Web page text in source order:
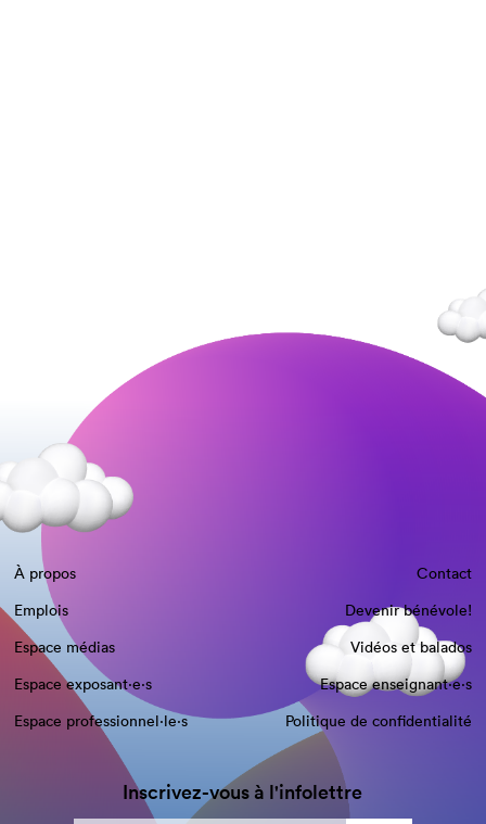
À propos
Contact
Emplois
Devenir bénévole!
Espace médias
Vidéos et balados
Espace exposant·e⋅s
Espace enseignant·e⋅s
Espace professionnel·le⋅s
Politique de confidentialité
Inscrivez-vous à l'infolettre